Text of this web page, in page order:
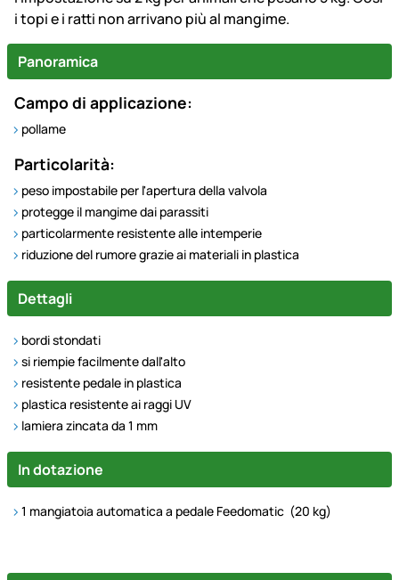
i topi e i ratti non arrivano più al mangime.
Panoramica
Campo di applicazione:
pollame
Particolarità:
peso impostabile per l'apertura della valvola
protegge il mangime dai parassiti
particolarmente resistente alle intemperie
riduzione del rumore grazie ai materiali in plastica
Dettagli
bordi stondati
si riempie facilmente dall'alto
resistente pedale in plastica
plastica resistente ai raggi UV
lamiera zincata da 1 mm
In dotazione
1 mangiatoia automatica a pedale Feedomatic (20 kg)